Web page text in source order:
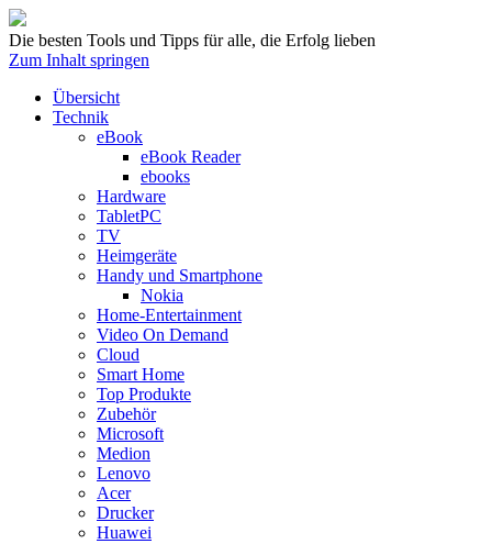
Die besten Tools und Tipps für alle, die Erfolg lieben
Zum Inhalt springen
Übersicht
Technik
eBook
eBook Reader
ebooks
Hardware
TabletPC
TV
Heimgeräte
Handy und Smartphone
Nokia
Home-Entertainment
Video On Demand
Cloud
Smart Home
Top Produkte
Zubehör
Microsoft
Medion
Lenovo
Acer
Drucker
Huawei